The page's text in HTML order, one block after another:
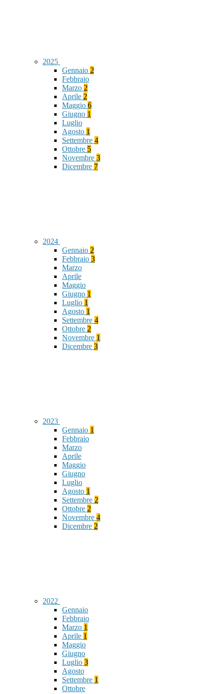
2025
Gennaio 2
Febbraio
Marzo 2
Aprile 2
Maggio 6
Giugno 1
Luglio
Agosto 1
Settembre 4
Ottobre 5
Novembre 3
Dicembre 7
2024
Gennaio 2
Febbraio 3
Marzo
Aprile
Maggio
Giugno 1
Luglio 1
Agosto 1
Settembre 4
Ottobre 2
Novembre 1
Dicembre 3
2023
Gennaio 1
Febbraio
Marzo
Aprile
Maggio
Giugno
Luglio
Agosto 1
Settembre 2
Ottobre 2
Novembre 4
Dicembre 2
2022
Gennaio
Febbraio
Marzo 1
Aprile 1
Maggio
Giugno
Luglio 3
Agosto
Settembre 1
Ottobre